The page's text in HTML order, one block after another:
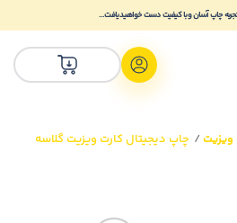
تجربه چاپ آسان و با کیفیت دست خواهید یافت...
ویزیت چاپ دیجیتال کارت ویزیت گلاسه